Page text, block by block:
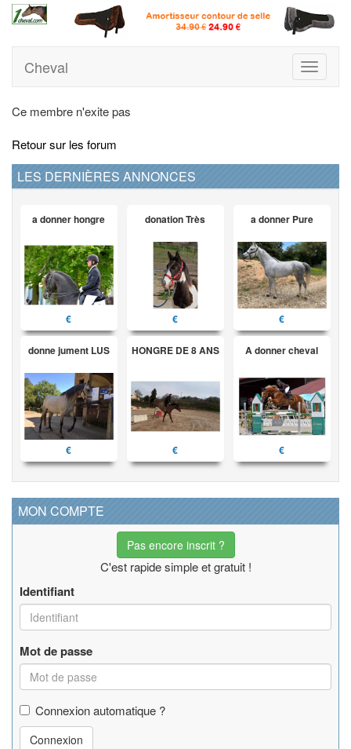
Toggle
Cheval
Ce membre n'exite pas
Retour sur les forum
LES DERNIÈRES ANNONCES
a donner hongre
€
donation Très
€
a donner Pure
€
donne jument LUS
€
HONGRE DE 8 ANS
€
A donner cheval
€
MON COMPTE
Pas encore inscrit ?
C'est rapide simple et gratuit !
Identifiant
Mot de passe
Connexion automatique ?
Connexion